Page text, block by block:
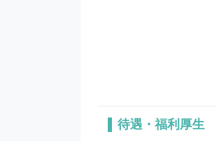
待遇・福利厚生